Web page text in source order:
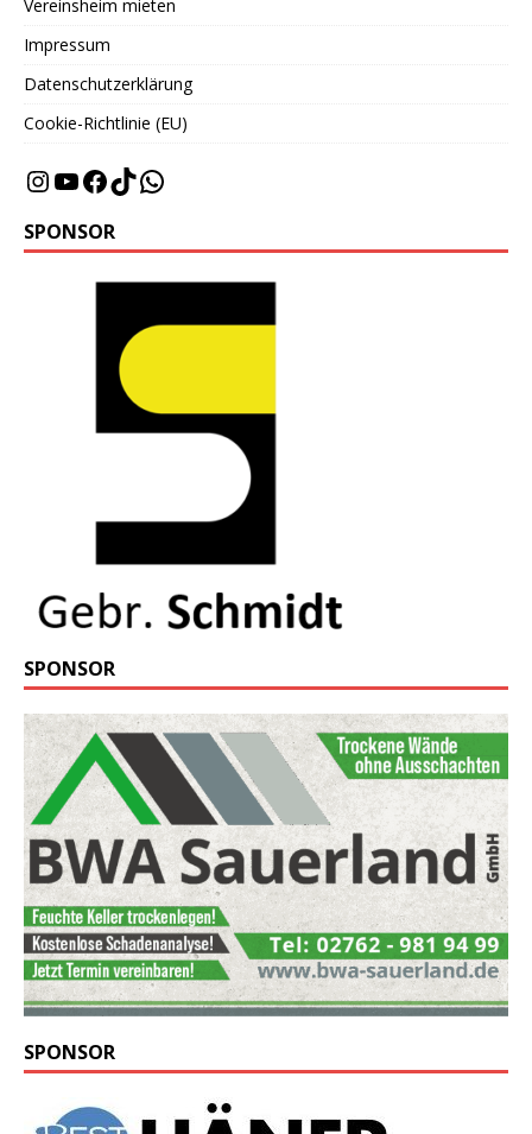
Vereinsheim mieten
Impressum
Datenschutzerklärung
Cookie-Richtlinie (EU)
SPONSOR
SPONSOR
SPONSOR